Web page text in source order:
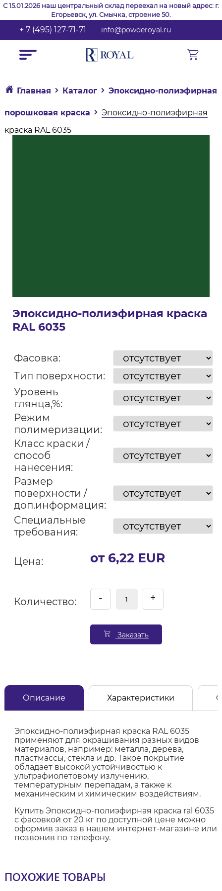
С 15.01.2026 наш центральный склад переехал на новый адрес: г.
Егорьевск, ул. Смычка, строение 50.
+ 7 (495) 127-71-71 info@powderoyal.ru
Главная Каталог Эпоксидно-полиэфирная
порошковая краска
Эпоксидно-полиэфирная
краска RAL 6035
Эпоксидно-полиэфирная краска
RAL 6035
Фасовка:
Тип поверхности:
Уровень
глянца,%:
Режим
полимеризации:
Класс краски /
способ
нанесения:
Размер
поверхности /
доп.информация:
Специальные
требования:
Цена: от 6,22 EUR
Количество: - +
Заказать
Описание Характеристики
Эпоксидно-полиэфирная краска RAL 6035
применяют для окрашивания разных видов
материалов, например: металла, дерева,
пластмассы, стекла и др. Такое покрытие
обладает высокой устойчивостью к
ультрафиолетовому излучению,
температурным перепадам, а также к
механическим и химическим воздействиям.
Купить Эпоксидно-полиэфирная краска ral 6035
с фасовкой от 20 кг по доступной цене можно
оформив заказ в нашем интернет-магазине или
позвонив по телефону.
ПОХОЖИЕ ТОВАРЫ